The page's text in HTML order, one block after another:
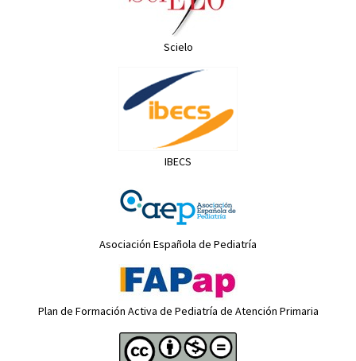
Scielo
IBECS
Asociación Española de Pediatría
Plan de Formación Activa de Pediatría de Atención Primaria